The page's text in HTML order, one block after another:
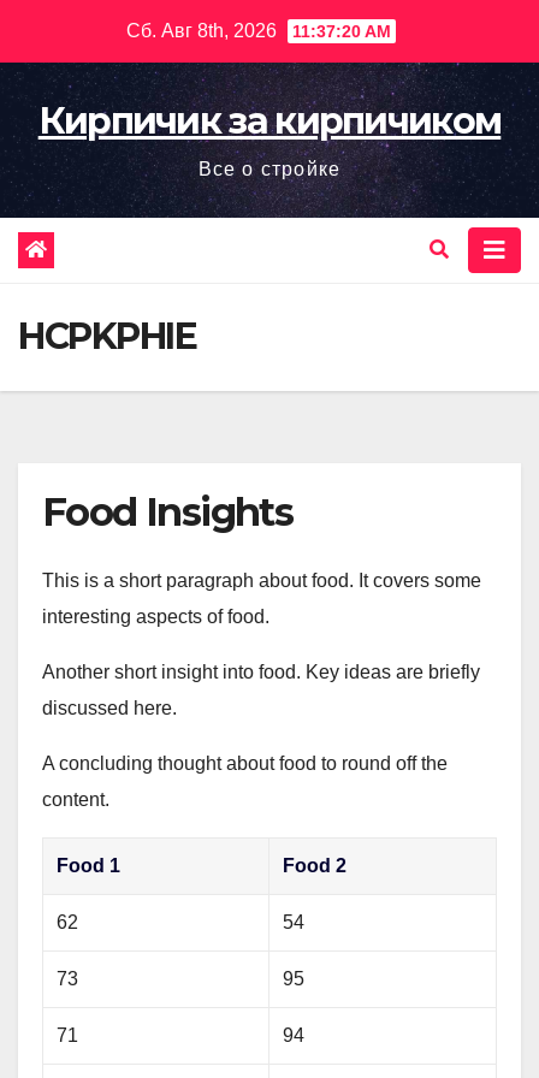
содержимому
Сб. Авг 8th, 2026 11:37:21 AM
Кирпичик за кирпичиком
Все о стройке
HCPKPHIE
Food Insights
This is a short paragraph about food. It covers some
interesting aspects of food.
Another short insight into food. Key ideas are briefly
discussed here.
A concluding thought about food to round off the
content.
Food 1 Food 2
62 54
73 95
71 94